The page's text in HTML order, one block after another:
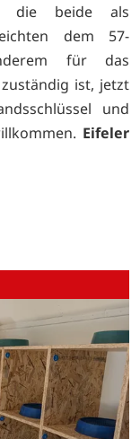
die beide als
dem 57-
für das
ist, jetzt
und
Eifeler